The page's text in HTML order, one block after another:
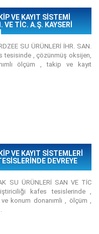
VE KAYIT SİSTEMİ
VE TİC. A.Ş. KAYSERİ
SU ÜRÜNLERİ İHR. SAN.
tesisinde , çözünmüş oksijen,
ölçüm , takip ve kayıt
VE KAYIT SİSTEMLERİ
DEVREYE
SU ÜRÜNLERİ SAN VE TİC
kafes tesislerinde ,
konum donanımlı , ölçüm ,